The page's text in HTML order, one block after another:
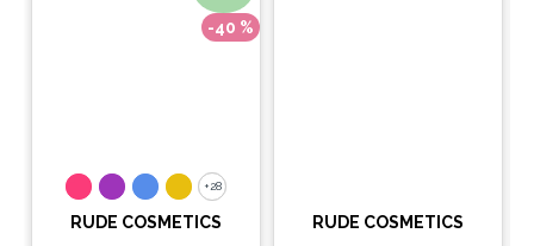
-40 %
+28
+28
RUDE COSMETICS RUDE COSMETICS